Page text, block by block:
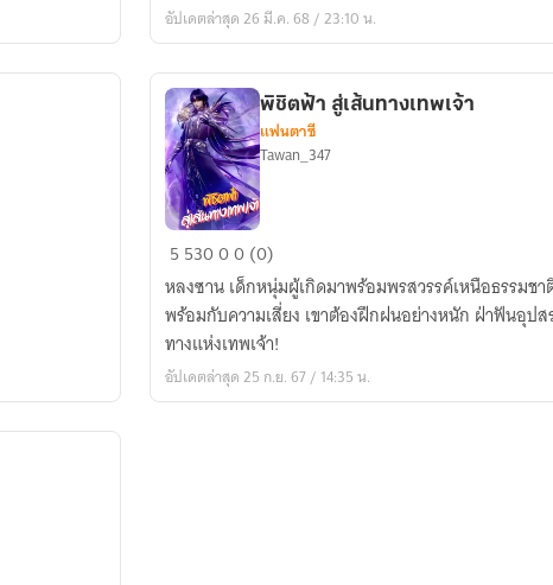
อัปเดตล่าสุด 26 มี.ค. 68 / 23:10 น.
พิชิต
สู่
เส้น
ทาง
เทพเจ้า
พิชิตฟ้า สู่เส้นทางเทพเจ้า
แฟนตาซี
Tawan_347
5 53000 (0)
หลงซาน เด็กหนุ่มผู้เกิดมาพร้อมพรสวรรค์เหนือธรรมช
พร้อมกับความเสี่ยง เขาต้องฝึกฝนอย่างหนัก ฝ่าฟันอุปส
ทางแห่งเทพเจ้า!
อัปเดตล่าสุด 25 ก.ย. 67 / 14:35 น.